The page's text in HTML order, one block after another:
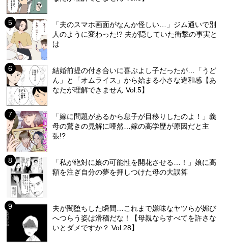
「夫のスマホ画面がなんか怪しい…」ジム通いで別
人のように変わった!? 夫が隠していた衝撃の事実と
は
結婚前提の付き合いに喜ぶよし子だったが…「うど
ん」と「オムライス」から始まる小さな違和感【あ
なたが理解できません Vol.5】
「嫁に問題があるから息子が目移りしたのよ！」義
母の驚きの見解に唖然…嫁の高学歴が原因だと主
張!?
「私が絶対に娘の可能性を開花させる…！」娘に高
額を注ぎ自分の夢を押しつけた母の大誤算
夫が闇堕ちした瞬間…これまで嫌味なヤツらが媚び
へつらう姿は滑稽だな！【母親ならすべてを許さな
いとダメですか？ Vol.28】